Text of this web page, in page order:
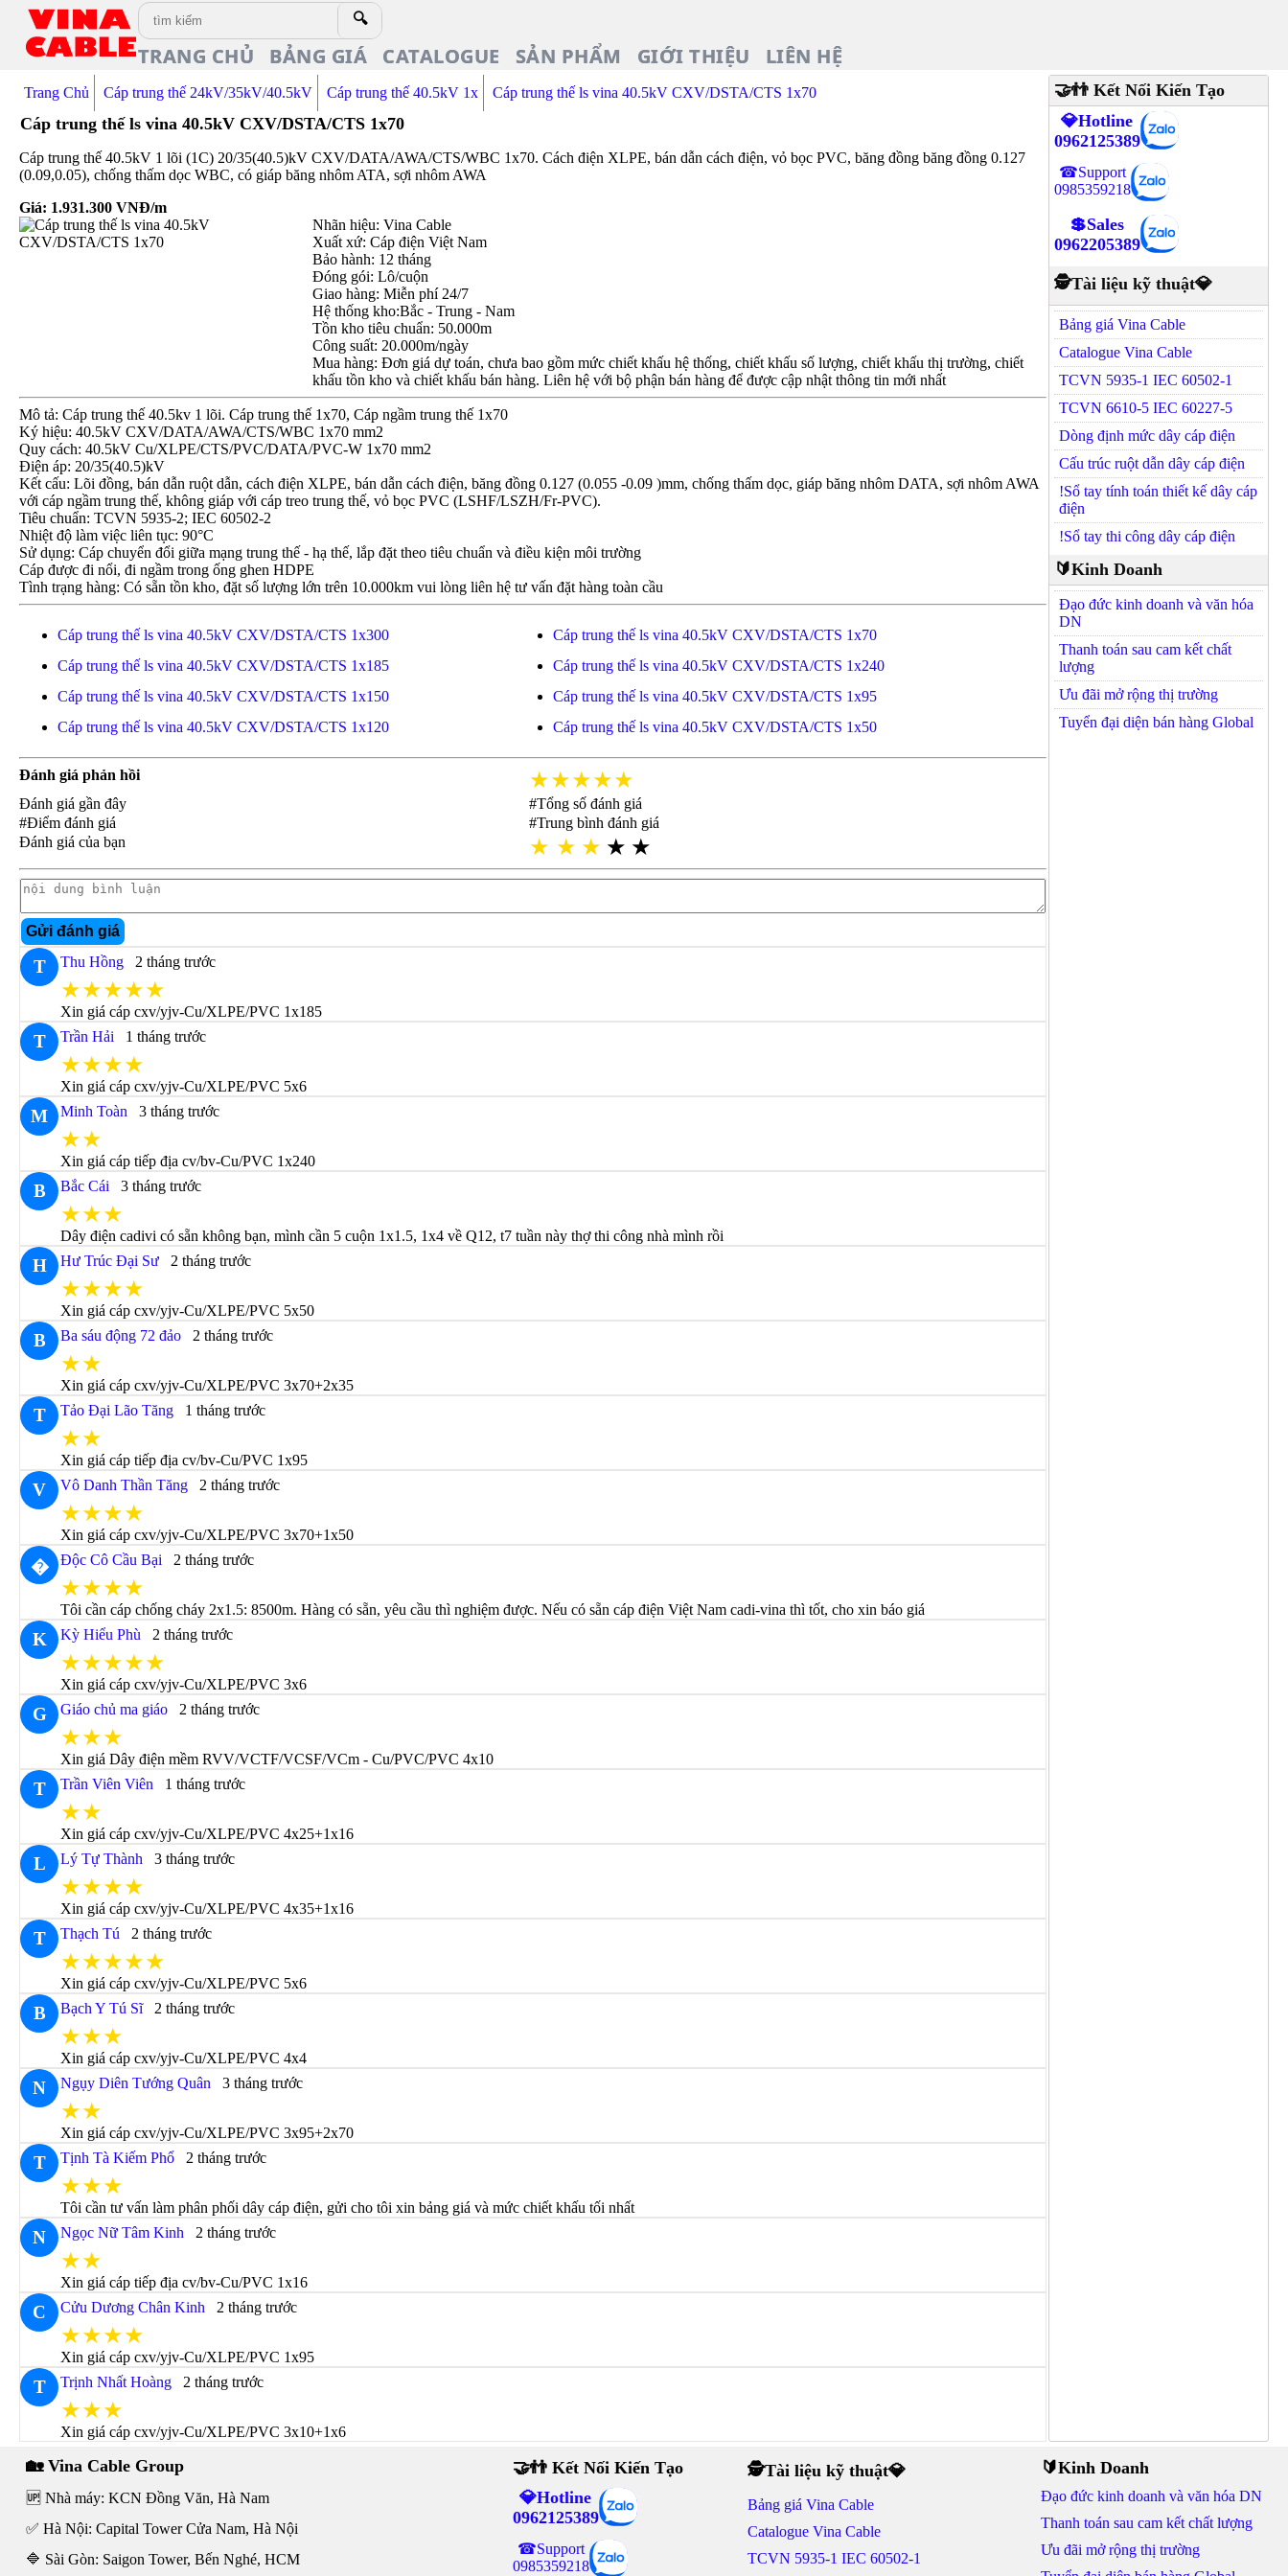
🔍
TRANG CHỦ BẢNG GIÁ CATALOGUE SẢN PHẨM GIỚI THIỆU LIÊN HỆ
Trang Chủ Cáp trung thế 24kV/35kV/40.5kV Cáp trung thế 40.5kV 1x Cáp trung thế ls vina 40.5kV CXV/DSTA/CTS 1x70
Cáp trung thế ls vina 40.5kV CXV/DSTA/CTS 1x70
Cáp trung thế 40.5kV 1 lõi (1C) 20/35(40.5)kV CXV/DATA/AWA/CTS/WBC 1x70. Cách điện XLPE, bán dẫn cách điện, vỏ bọc PVC, băng đồng băng đồng 0.127
(0.09,0.05), chống thấm dọc WBC, có giáp băng nhôm ATA, sợi nhôm AWA
Giá: 1.931.300 VNĐ/m
Nhãn hiệu: Vina Cable
Xuất xứ: Cáp điện Việt Nam
Bảo hành: 12 tháng
Đóng gói: Lô/cuộn
Giao hàng: Miễn phí 24/7
Hệ thống kho:Bắc - Trung - Nam
Tồn kho tiêu chuẩn: 50.000m
Công suất: 20.000m/ngày
Mua hàng: Đơn giá dự toán, chưa bao gồm mức chiết khấu hệ thống, chiết khấu số lượng, chiết khấu thị trường, chiết
khấu tồn kho và chiết khấu bán hàng. Liên hệ với bộ phận bán hàng để được cập nhật thông tin mới nhất
Mô tả: Cáp trung thế 40.5kv 1 lõi. Cáp trung thế 1x70, Cáp ngầm trung thế 1x70
Ký hiệu: 40.5kV CXV/DATA/AWA/CTS/WBC 1x70 mm2
Quy cách: 40.5kV Cu/XLPE/CTS/PVC/DATA/PVC-W 1x70 mm2
Điện áp: 20/35(40.5)kV
Kết cấu: Lõi đồng, bán dẫn ruột dẫn, cách điện XLPE, bán dẫn cách điện, băng đồng 0.127 (0.055 -0.09 )mm, chống thấm dọc, giáp băng nhôm DATA, sợi nhôm AWA
với cáp ngầm trung thế, không giáp với cáp treo trung thế, vỏ bọc PVC (LSHF/LSZH/Fr-PVC).
Tiêu chuẩn: TCVN 5935-2; IEC 60502-2
Nhiệt độ làm việc liên tục: 90°C
Sử dụng: Cáp chuyển đổi giữa mạng trung thế - hạ thế, lắp đặt theo tiêu chuẩn và điều kiện môi trường
Cáp được đi nổi, đi ngầm trong ống ghen HDPE
Tình trạng hàng: Có sẵn tồn kho, đặt số lượng lớn trên 10.000km vui lòng liên hệ tư vấn đặt hàng toàn cầu
Cáp trung thế ls vina 40.5kV CXV/DSTA/CTS 1x300
Cáp trung thế ls vina 40.5kV CXV/DSTA/CTS 1x70
Cáp trung thế ls vina 40.5kV CXV/DSTA/CTS 1x185
Cáp trung thế ls vina 40.5kV CXV/DSTA/CTS 1x240
Cáp trung thế ls vina 40.5kV CXV/DSTA/CTS 1x150
Cáp trung thế ls vina 40.5kV CXV/DSTA/CTS 1x95
Cáp trung thế ls vina 40.5kV CXV/DSTA/CTS 1x120
Cáp trung thế ls vina 40.5kV CXV/DSTA/CTS 1x50
Đánh giá phản hồi ★★★★★
Đánh giá gần đây
#Tổng số đánh giá
#Điểm đánh giá
#Trung bình đánh giá
Đánh giá của bạn
★ ★ ★ ★ ★
Gửi đánh giá
T Thu Hồng 2 tháng trước
★★★★★
Xin giá cáp cxv/yjv-Cu/XLPE/PVC 1x185
T Trần Hải 1 tháng trước
★★★★
Xin giá cáp cxv/yjv-Cu/XLPE/PVC 5x6
M Minh Toàn 3 tháng trước
★★
Xin giá cáp tiếp địa cv/bv-Cu/PVC 1x240
B Bắc Cái 3 tháng trước
★★★
Dây điện cadivi có sẵn không bạn, mình cần 5 cuộn 1x1.5, 1x4 về Q12, t7 tuần này thợ thi công nhà mình rồi
H Hư Trúc Đại Sư 2 tháng trước
★★★★
Xin giá cáp cxv/yjv-Cu/XLPE/PVC 5x50
B Ba sáu động 72 đảo 2 tháng trước
★★
Xin giá cáp cxv/yjv-Cu/XLPE/PVC 3x70+2x35
T Tảo Đại Lão Tăng 1 tháng trước
★★
Xin giá cáp tiếp địa cv/bv-Cu/PVC 1x95
V Vô Danh Thần Tăng 2 tháng trước
★★★★
Xin giá cáp cxv/yjv-Cu/XLPE/PVC 3x70+1x50
� Độc Cô Cầu Bại 2 tháng trước
★★★★
Tôi cần cáp chống cháy 2x1.5: 8500m. Hàng có sẵn, yêu cầu thì nghiệm được. Nếu có sẵn cáp điện Việt Nam cadi-vina thì tốt, cho xin báo giá
K Kỳ Hiểu Phù 2 tháng trước
★★★★★
Xin giá cáp cxv/yjv-Cu/XLPE/PVC 3x6
G Giáo chủ ma giáo 2 tháng trước
★★★
Xin giá Dây điện mềm RVV/VCTF/VCSF/VCm - Cu/PVC/PVC 4x10
T Trần Viên Viên 1 tháng trước
★★
Xin giá cáp cxv/yjv-Cu/XLPE/PVC 4x25+1x16
L Lý Tự Thành 3 tháng trước
★★★★
Xin giá cáp cxv/yjv-Cu/XLPE/PVC 4x35+1x16
T Thạch Tú 2 tháng trước
★★★★★
Xin giá cáp cxv/yjv-Cu/XLPE/PVC 5x6
B Bạch Y Tú Sĩ 2 tháng trước
★★★
Xin giá cáp cxv/yjv-Cu/XLPE/PVC 4x4
N Ngụy Diên Tướng Quân 3 tháng trước
★★
Xin giá cáp cxv/yjv-Cu/XLPE/PVC 3x95+2x70
T Tịnh Tà Kiếm Phổ 2 tháng trước
★★★
Tôi cần tư vấn làm phân phối dây cáp điện, gửi cho tôi xin bảng giá và mức chiết khấu tối nhất
N Ngọc Nữ Tâm Kinh 2 tháng trước
★★
Xin giá cáp tiếp địa cv/bv-Cu/PVC 1x16
C Cửu Dương Chân Kinh 2 tháng trước
★★★★
Xin giá cáp cxv/yjv-Cu/XLPE/PVC 1x95
T Trịnh Nhất Hoàng 2 tháng trước
★★★
Xin giá cáp cxv/yjv-Cu/XLPE/PVC 3x10+1x6
🤝👬 Kết Nối Kiến Tạo
💎Hotline
0962125389
☎Support
0985359218
💲Sales
0962205389
🕵Tài liệu kỹ thuật💎
Bảng giá Vina Cable
Catalogue Vina Cable
TCVN 5935-1 IEC 60502-1
TCVN 6610-5 IEC 60227-5
Dòng định mức dây cáp điện
Cấu trúc ruột dẫn dây cáp điện
!Sổ tay tính toán thiết kế dây cáp
điện
!Sổ tay thi công dây cáp điện
🔰Kinh Doanh
Đạo đức kinh doanh và văn hóa
DN
Thanh toán sau cam kết chất
lượng
Ưu đãi mở rộng thị trường
Tuyển đại diện bán hàng Global
🏡 Vina Cable Group
🆙 Nhà máy: KCN Đồng Văn, Hà Nam
✅ Hà Nội: Capital Tower Cửa Nam, Hà Nội
🔷 Sài Gòn: Saigon Tower, Bến Nghé, HCM
🤝👬 Kết Nối Kiến Tạo
💎Hotline
0962125389
☎Support
0985359218
🕵Tài liệu kỹ thuật💎
Bảng giá Vina Cable
Catalogue Vina Cable
TCVN 5935-1 IEC 60502-1
🔰Kinh Doanh
Đạo đức kinh doanh và văn hóa DN
Thanh toán sau cam kết chất lượng
Ưu đãi mở rộng thị trường